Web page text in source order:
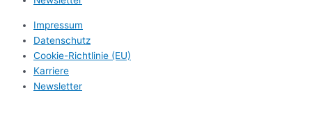
Impressum
Datenschutz
Cookie-Richtlinie (EU)
Karriere
Newsletter